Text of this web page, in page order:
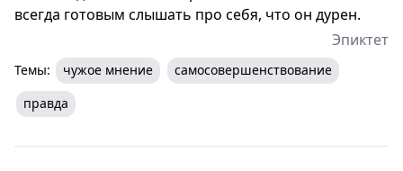
всегда готовым слышать про себя, что он дурен.
Эпиктет
Темы: чужое мнение
самосовершенствование
правда